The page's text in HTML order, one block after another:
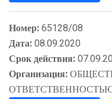
Номер:65128/08
Дата:08.09.2020
Срок действия:
Организация: